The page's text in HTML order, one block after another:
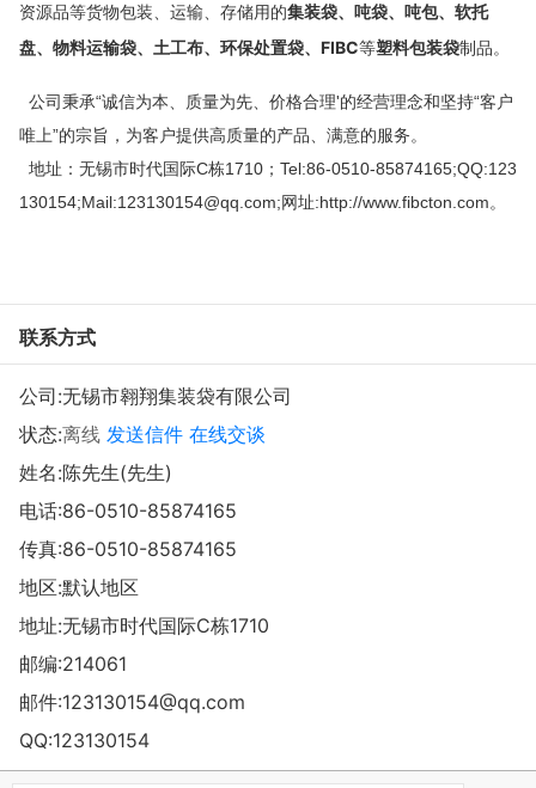
资源品等货物包装、运输、存储用的集装袋、吨袋、吨包、软托
盘、物料运输袋、土工布、环保处置袋、FIBC等塑料包装袋制品。
公司秉承“诚信为本、质量为先、价格合理'的经营理念和坚持“客户
唯上”的宗旨，为客户提供高质量的产品、满意的服务。
地址：无锡市时代国际C栋1710；Tel:86-0510-85874165;QQ:123
130154;Mail:123130154@qq.com;网址:http://www.fibcton.com。
联系方式
公司:无锡市翱翔集装袋有限公司
状态:离线 发送信件 在线交谈
姓名:陈先生(先生)
电话:86-0510-85874165
传真:86-0510-85874165
地区:默认地区
地址:无锡市时代国际C栋1710
邮编:214061
邮件:123130154@qq.com
QQ:123130154